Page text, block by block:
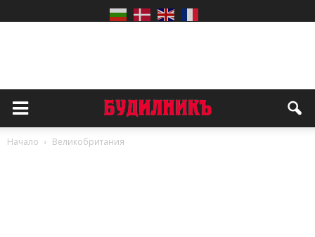
Начало Великобритания